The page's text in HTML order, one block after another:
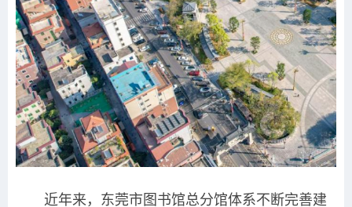
近年来，东莞市图书馆总分馆体系不断完善建